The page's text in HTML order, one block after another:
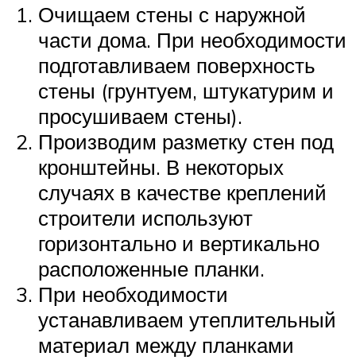
Очищаем стены с наружной
части дома. При необходимости
подготавливаем поверхность
стены (грунтуем, штукатурим и
просушиваем стены).
Производим разметку стен под
кронштейны. В некоторых
случаях в качестве креплений
строители используют
горизонтально и вертикально
расположенные планки.
При необходимости
устанавливаем утеплительный
материал между планками